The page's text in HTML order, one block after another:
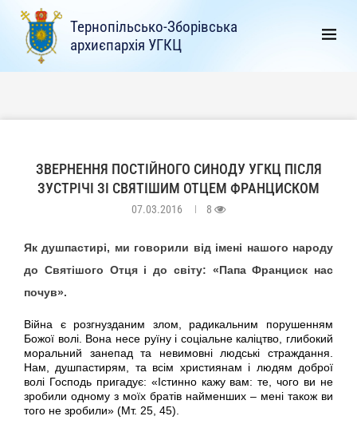
Тернопільсько-Зборівська
архиєпархія УГКЦ
ЗВЕРНЕННЯ ПОСТІЙНОГО СИНОДУ УГКЦ ПІСЛЯ
ЗУСТРІЧІ ЗІ СВЯТІШИМ ОТЦЕМ ФРАНЦИСКОМ
07.03.2016 8
Як душпастирі, ми говорили від імені нашого народу
до Святішого Отця і до світу: «Папа Франциск нас
почув».
Війна є розгнузданим злом, радикальним порушенням
Божої волі. Вона несе руїну і соціальне каліцтво, глибокий
моральний занепад та невимовні людські страждання.
Нам, душпастирям, та всім християнам і людям доброї
волі Господь пригадує: «Істинно кажу вам: те, чого ви не
зробили одному з моїх братів найменших – мені також ви
того не зробили» (Мт. 25, 45).